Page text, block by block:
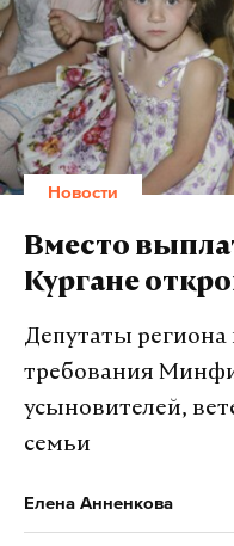
Новости
Вместо
Кургане
Депутаты
требования
усыновителей,
семьи
Елена Анненкова